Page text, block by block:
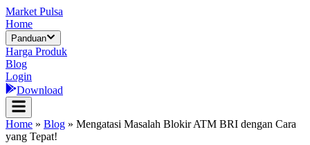
Market Pulsa
Home
Panduan
Harga Produk
Blog
Login
Download
Home » Blog » Mengatasi Masalah Blokir ATM BRI dengan Cara
yang Tepat!